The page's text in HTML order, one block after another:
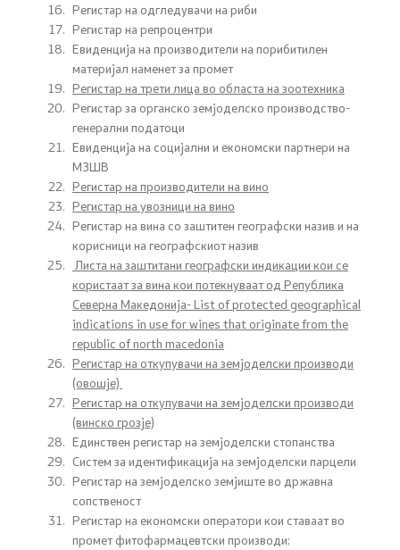
Јавно достапни информации
Јавни набавки
Извештаи
Слободен пристап до информации од јавен карактер
Заштита на укажувачи
Интерни акти/процедури
Стратешки документи
Регистри
21 документ, отчетност и транспарентност
Пријави проблем
Регистар на одгледувачи на риби
Регистар на репроцентри
Евиденција на производители на порибитилен
материјал наменет за промет
Регистар на трети лица во областа на зоотехника
Регистар за органско земјоделско производство-
генерални податоци
Евиденција на социјални и економски партнери на
МЗШВ
Регистар на производители на вино
Регистар на увозници на вино
Регистар на вина со заштитен географски назив и на
корисници на географскиот назив
Листа на заштитани географски индикации кои се
користаат за вина кои потекнуваат од Република
Северна Македонија- List of protected geographical
indications in use for wines that originate from the
republic of north macedonia
Регистар на откупувачи на земјоделски производи
(овошје)
Регистар на откупувачи на земјоделски производи
(винско грозје)
Единствен регистар на земјоделски стопанства
Систем за идентификација на земјоделски парцели
Регистар на земјоделско земјиште во државна
сопственост
Регистар на економски оператори кои ставаат во
промет фитофармацевтски производи;